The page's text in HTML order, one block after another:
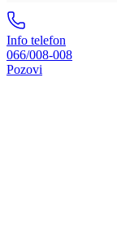
Info telefon
066/008-008
Pozovi